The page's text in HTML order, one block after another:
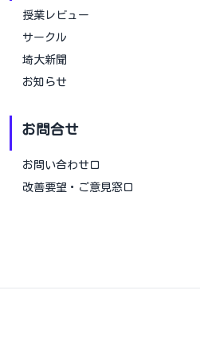
授業レビュー
サークル
埼大新聞
お知らせ
お問合せ
お問い合わせ口
改善要望・ご意見窓口